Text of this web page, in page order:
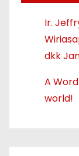
Ir.
dkk
A
world!